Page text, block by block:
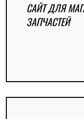
САЙТ ДЛЯ
ЗАПЧАСТЕЙ